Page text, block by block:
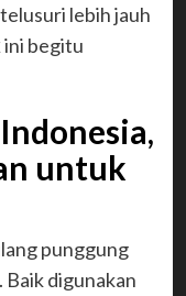
lebih jauh
ini begitu
untuk
punggung
digunakan